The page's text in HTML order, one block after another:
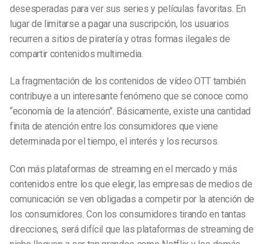
desesperadas para ver sus series y películas favoritas. En
lugar de limitarse a pagar una suscripción, los usuarios
recurren a sitios de piratería y otras formas ilegales de
compartir contenidos multimedia.
La fragmentación de los contenidos de vídeo OTT también
contribuye a un interesante fenómeno que se conoce como
“economía de la atención”. Básicamente, existe una cantidad
finita de atención entre los consumidores que viene
determinada por el tiempo, el interés y los recursos.
Con más plataformas de streaming en el mercado y más
contenidos entre los que elegir, las empresas de medios de
comunicación se ven obligadas a competir por la atención de
los consumidores. Con los consumidores tirando en tantas
direcciones, será difícil que las plataformas de streaming de